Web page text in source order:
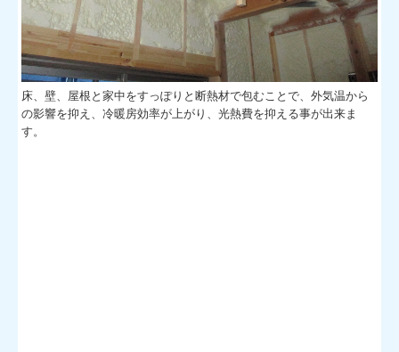
床、壁、屋根と家中をすっぽりと断熱材で包むことで、外気温から
の影響を抑え、冷暖房効率が上がり、光熱費を抑える事が出来ま
す。